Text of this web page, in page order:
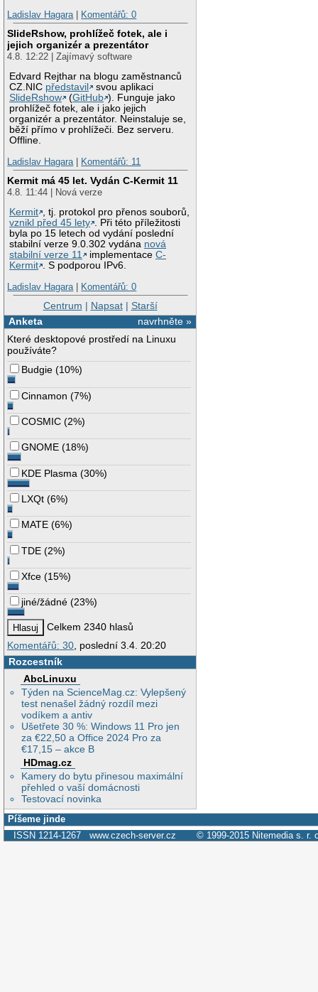
Ladislav Hagara| Komentářů: 0
SlideRshow, prohlížeč fotek, ale i
jejich organizér a prezentátor
4.8. 12:22 | Zajímavý software
Edvard Rejthar na blogu zaměstnanců
CZ.NIC představil
svou aplikaci
SlideRshow
(GitHub ). Funguje jako
prohlížeč fotek, ale i jako jejich
organizér a prezentátor. Neinstaluje se,
běží přímo v prohlížeči. Bez serveru.
Offline.
Ladislav Hagara| Komentářů: 11
Kermit má 45 let. Vydán C-Kermit 11
4.8. 11:44 | Nová verze
Kermit , tj. protokol pro přenos souborů,
vznikl před 45 lety . Při této příležitosti
byla po 15 letech od vydání poslední
stabilní verze 9.0.302 vydána nová
stabilní verze 11
implementaceC-
Kermit . S podporou IPv6.
Ladislav Hagara| Komentářů: 0
Centrum | Napsat| Starší
navrhněte »
Anketa
Které desktopové prostředí na Linuxu
používáte?
Budgie (10%)
Cinnamon (7%)
COSMIC (2%)
GNOME (18%)
KDE Plasma (30%)
LXQt (6%)
MATE (6%)
TDE (2%)
Xfce (15%)
jiné/žádné (23%)
Celkem 2340 hlasů
Komentářů: 30 , poslední 3.4. 20:20
Rozcestník
AbcLinuxu
Týden na ScienceMag.cz: Vylepšený
test nenašel žádný rozdíl mezi
vodíkem a antiv
Ušetřete 30 %: Windows 11 Pro jen
za €22,50 a Office 2024 Pro za
€17,15 – akce B
HDmag.cz
Kamery do bytu přinesou maximální
přehled o vaší domácnosti
Testovací novinka
Píšeme jinde
ISSN 1214-1267 www.czech-server.cz © 1999-2015 Nitemedia s. r.